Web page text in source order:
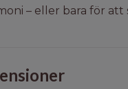
– eller bara för att